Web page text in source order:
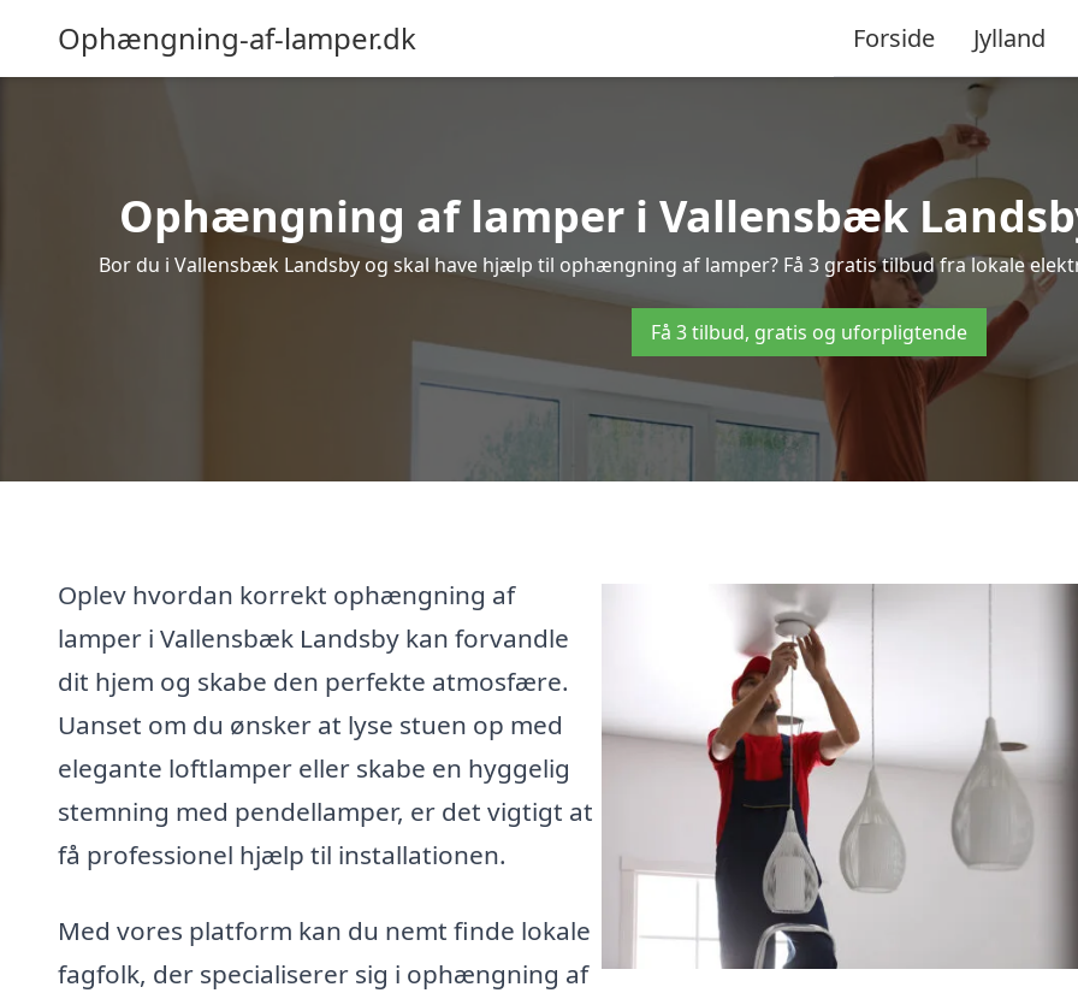
Ophængning-af-lamper.dk Forside Jylland
Ophængning af lamper i Vallensbæk
Bor du i Vallensbæk Landsby og skal have hjælp til ophængning af lamper? Få 3 gratis tilbud fra lokale
Få 3 tilbud, gratis og uforpligtende
Oplev hvordan korrekt ophængning af
lamper i Vallensbæk Landsby kan forvandle
dit hjem og skabe den perfekte atmosfære.
Uanset om du ønsker at lyse stuen op med
elegante loftlamper eller skabe en hyggelig
stemning med pendellamper, er det vigtigt at
få professionel hjælp til installationen.
Med vores platform kan du nemt finde lokale
fagfolk, der specialiserer sig i ophængning af